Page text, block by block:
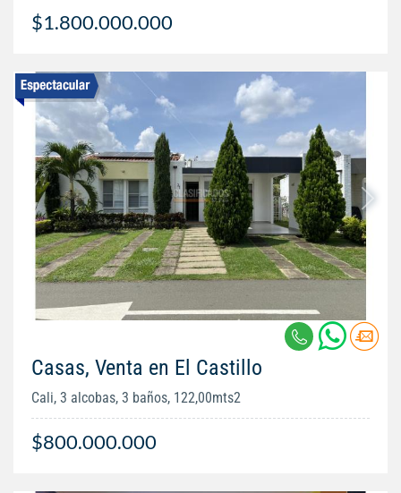
$1.800.000.000
Casas, Venta en El Castillo
Cali, 3 alcobas, 3 baños, 122,00mts2
$800.000.000